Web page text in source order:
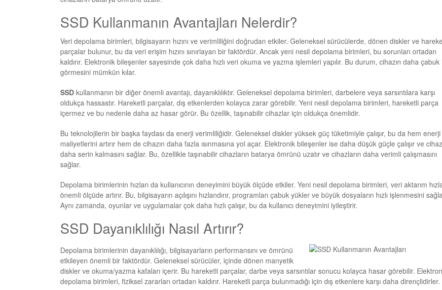
SSD Kullanmanın Avantajları Nelerdir?
Veri depolama birimleri, bilgisayarın hızını ve verimliliğini doğrudan etkiler. Geleneksel sürücülerde, dönen diskler ve
parçalar bulunur, bu da veri erişim hızını sınırlayan bir faktördür. Ancak yeni nesil depolama birimleri, bu sorunları ortadan
kaldırır. Elektronik bileşenler sayesinde çok daha hızlı veri okuma ve yazma işlemleri yapılır. Bu durum, cihazın daha çabuk
görmesini mümkün kılar.
SSD kullanmanın bir diğer önemli avantajı, dayanıklılıktır. Geleneksel depolama birimleri, darbelere veya sarsıntılara karşı
oldukça hassastır. Hareketli parçalar, dış etkenlerden kolayca zarar görebilir. Yeni nesil depolama birimleri, hareketli parça
içermez ve bu nedenle daha az hasar görür. Bu özellik, taşınabilir cihazlar için oldukça önemlidir.
Bu teknolojilerin bir başka faydası da enerji verimliliğidir. Geleneksel diskler yüksek güç tüketimiyle çalışır, bu da hem enerji
maliyetlerini artırır hem de cihazın daha fazla ısınmasına yol açar. Elektronik bileşenler ise daha düşük güçle çalışır ve
daha serin kalmasını sağlar. Bu, özellikle taşınabilir cihazların batarya ömrünü uzatır ve cihazların daha verimli çalışmasını
sağlar.
Depolama birimlerinin hızları da kullanıcının deneyimini büyük ölçüde etkiler. Yeni nesil depolama birimleri, veri aktarım
önemli ölçüde artırır. Bu, bilgisayarın açılışını hızlandırır, programları çabuk yükler ve büyük dosyaların hızlı işlenmesini
Aynı zamanda, oyunlar ve uygulamalar çok daha hızlı çalışır, bu da kullanıcı deneyimini iyileştirir.
SSD Dayanıklılığı Nasıl Artırır?
Depolama birimlerinin dayanıklılığı, bilgisayarların performansını ve ömrünü
etkileyen önemli bir faktördür. Geleneksel sürücüler, içinde dönen manyetik
diskler ve okuma/yazma kafaları içerir. Bu hareketli parçalar, darbe veya sarsıntılar sonucu kolayca hasar görebilir.
depolama birimleri, fiziksel zararları ortadan kaldırır. Hareketli parça bulunmadığı için dış etkenlere karşı daha dirençlidirler.